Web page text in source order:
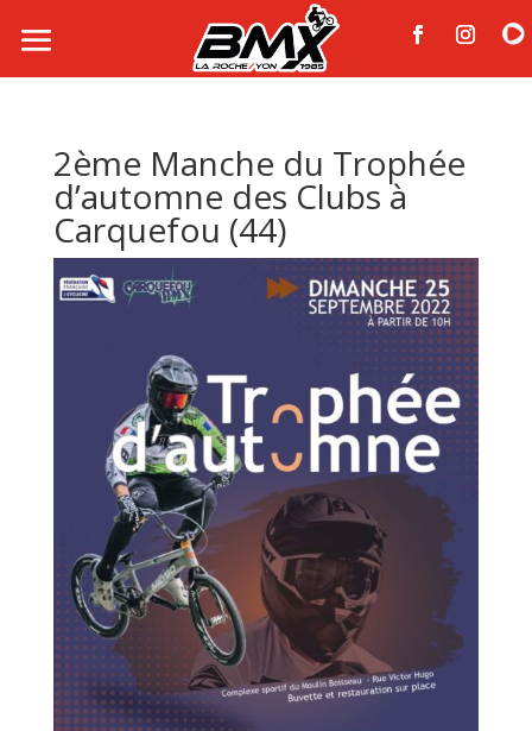
2ème Manche du Trophée
d’automne des Clubs à
Carquefou (44)